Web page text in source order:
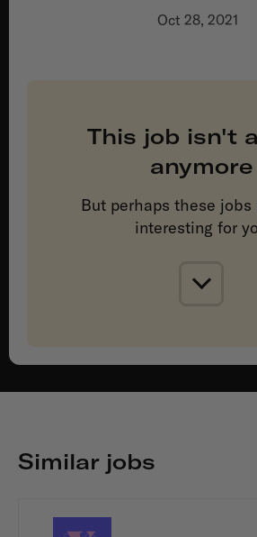
Oct 28, 2021
This job isn't
anymore
But perhaps these
interesting for
Similar jobs